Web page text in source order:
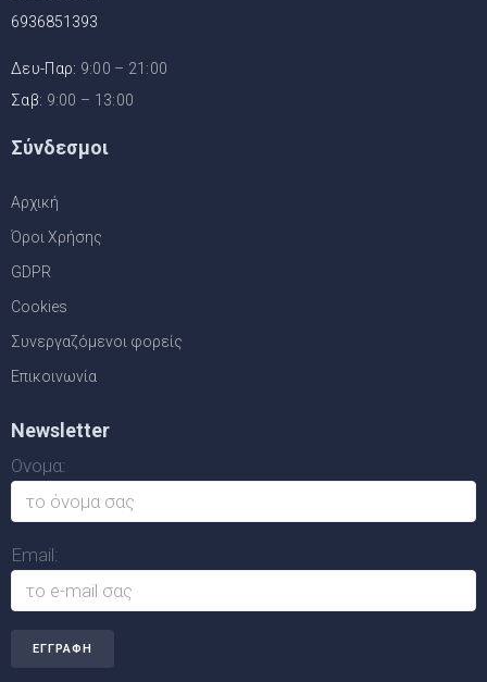
6936851393
Δευ-Παρ: 9:00 – 21:00
Σαβ: 9:00 – 13:00
Σύνδεσμοι
Αρχική
Όροι Χρήσης
GDPR
Cookies
Συνεργαζόμενοι φορείς
Επικοινωνία
Newsletter
Ονομα:
Email: